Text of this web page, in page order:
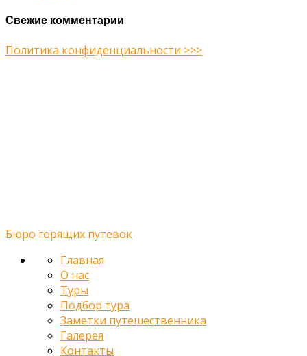
Свежие комментарии
Политика конфиденциальности >>>
Бюро горящих путевок
Главная
О нас
Туры
Подбор тура
Заметки путешественника
Галерея
Контакты